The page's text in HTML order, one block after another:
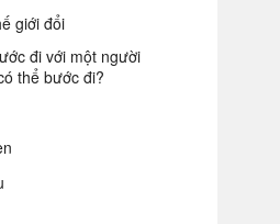
giới đổi
đi với một người
thể bước đi?